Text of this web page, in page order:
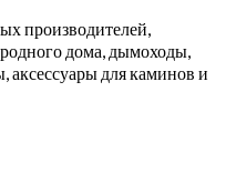
производителей,
дома, дымоходы,
аксессуары для каминов и